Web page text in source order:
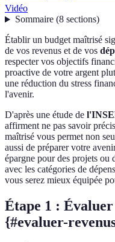
Vidéo
Sommaire(8 sections)
Établir un budget maîtrisé
de vos revenus et de vos
respecter vos objectifs
proactive de votre argent
une réduction du stress
l'avenir.
D'après une étude de
affirment ne pas savoir
maîtrisé vous permet non
aussi de préparer votre
épargne pour des projets
avec les catégories de
vous serez mieux équipée
Étape 1 : Évaluer
{#evaluer-